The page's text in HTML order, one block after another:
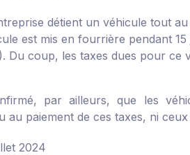
détient un véhicule tout
est mis en fourrière pendant
Du coup, les taxes dues pour
par ailleurs, que les
au paiement de ces taxes, ni
2024